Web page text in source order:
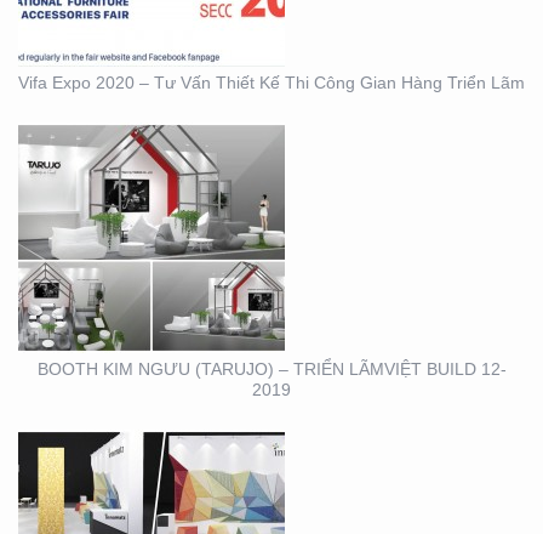
Vifa Expo 2020 – Tư Vấn Thiết Kế Thi Công Gian Hàng Triển Lãm
BOOTH KIM NGƯU (TARUJO) – TRIỂN LÃMVIỆT BUILD 12-
2019
BOOTH INNOMATZ –
TRIỂN LÃM VIỆT BUILD
12-2019
SHOWROOM – CỬA